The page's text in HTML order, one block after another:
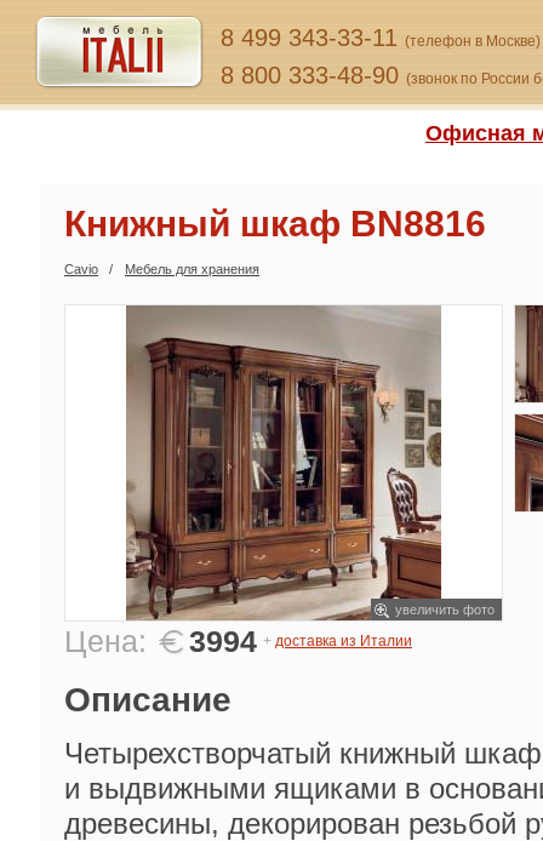
8 499 343-33-11 (телефон в Москве)
8 800 333-48-90 (звонок по России
Офисная
Книжный шкаф BN8816
Cavio Мебель для хранения
увеличить фото
Цена: 3994 + доставка из Италии
Описание
Четырехстворчатый книжный
и выдвижными ящиками в
древесины, декорирован резьбой